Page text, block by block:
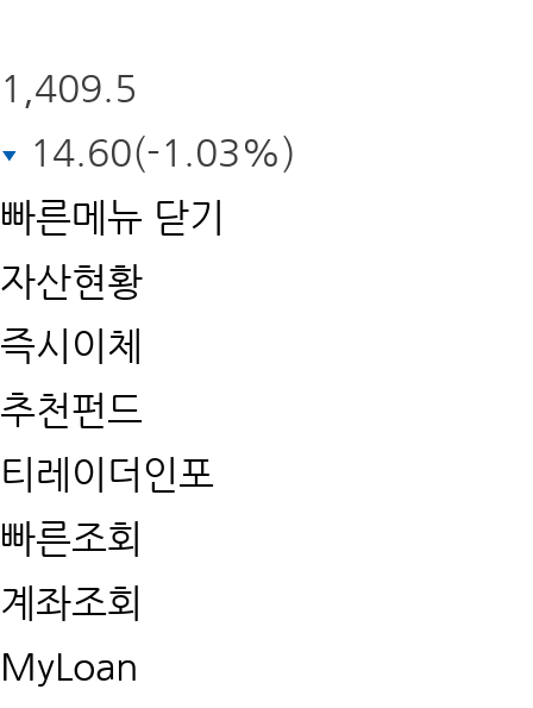
1,409.5
14.60(-1.03%)
빠른메뉴 닫기
자산현황
즉시이체
추천펀드
티레이더인포
빠른조회
계좌조회
MyLoan